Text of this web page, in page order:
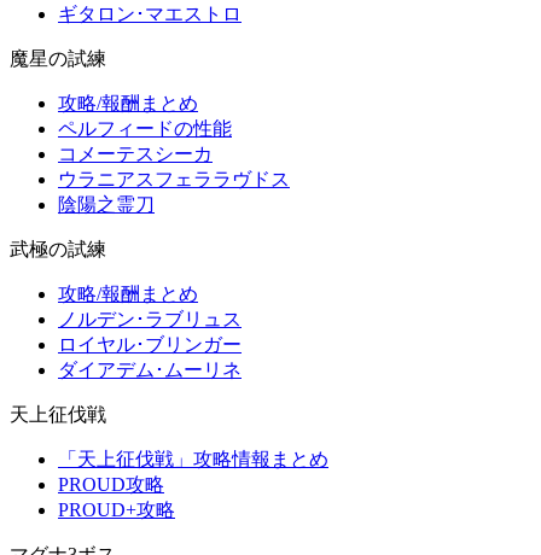
ギタロン･マエストロ
魔星の試練
攻略/報酬まとめ
ペルフィードの性能
コメーテスシーカ
ウラニアスフェララヴドス
陰陽之霊刀
武極の試練
攻略/報酬まとめ
ノルデン･ラブリュス
ロイヤル･ブリンガー
ダイアデム･ムーリネ
天上征伐戦
「天上征伐戦」攻略情報まとめ
PROUD攻略
PROUD+攻略